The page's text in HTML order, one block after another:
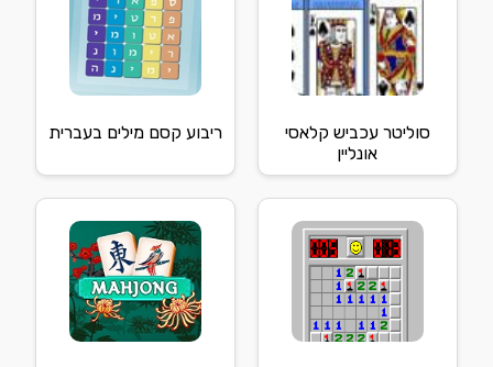
סוליטר עכביש קלאסי
אונליין
ריבוע קסם מילים בעברית